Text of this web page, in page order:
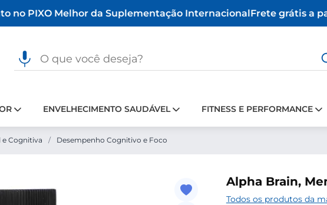
no PIXO Melhor da Suplementação InternacionalFrete grátis a
ENVELHECIMENTO SAUDÁVEL FITNESS E PERFORMANCE
e Cognitiva / Desempenho Cognitivo e Foco
Alpha Brain,
Todos os produtos da